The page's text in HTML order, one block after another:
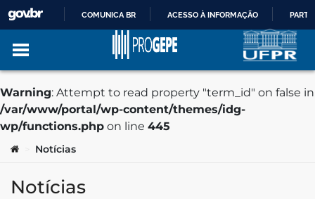
Warning: Attempt to read property "term_id" on false in
/var/www/portal/wp-content/themes/idg-
wp/functions.php on line 445
Ir para o conteúdo
IR
O
COMUNICA BR ACESSO À INFORMAÇÃO
portal
Você está aqui:
Notícias
Notícias